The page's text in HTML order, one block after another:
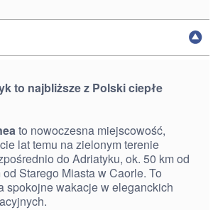
to najbliższe z Polski ciepłe
to nowoczesna miejscowość,
lat temu na zielonym terenie
do Adriatyku, ok. 50 km od
Starego Miasta w Caorle. To
spokojne wakacje w eleganckich